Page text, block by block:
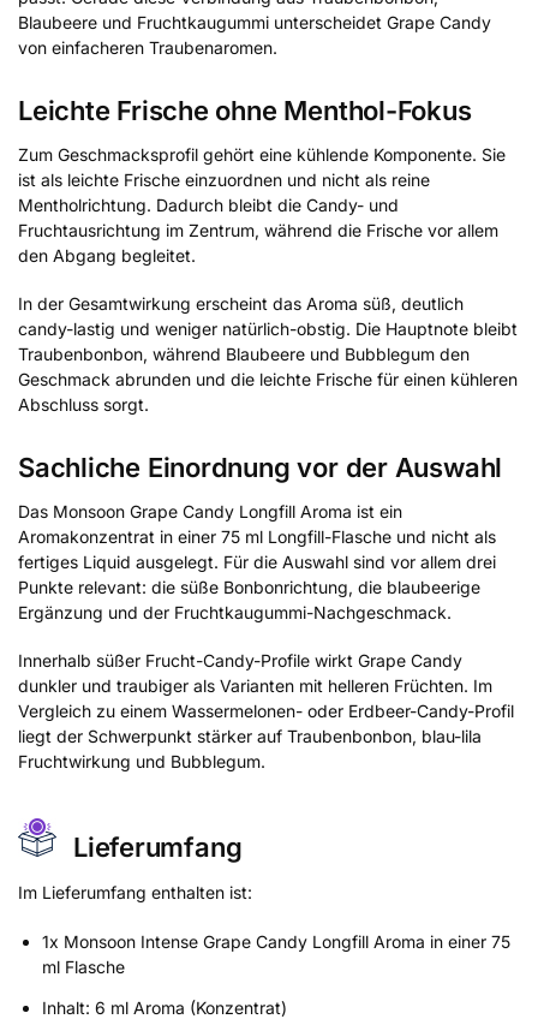
Blaubeere und Fruchtkaugummi unterscheidet Grape Candy
von einfacheren Traubenaromen.
Leichte Frische ohne Menthol-Fokus
Zum Geschmacksprofil gehört eine kühlende Komponente. Sie
ist als leichte Frische einzuordnen und nicht als reine
Mentholrichtung. Dadurch bleibt die Candy- und
Fruchtausrichtung im Zentrum, während die Frische vor allem
den Abgang begleitet.
In der Gesamtwirkung erscheint das Aroma süß, deutlich
candy-lastig und weniger natürlich-obstig. Die Hauptnote bleibt
Traubenbonbon, während Blaubeere und Bubblegum den
Geschmack abrunden und die leichte Frische für einen kühleren
Abschluss sorgt.
Sachliche Einordnung vor der Auswahl
Das Monsoon Grape Candy Longfill Aroma ist ein
Aromakonzentrat in einer 75 ml Longfill-Flasche und nicht als
fertiges Liquid ausgelegt. Für die Auswahl sind vor allem drei
Punkte relevant: die süße Bonbonrichtung, die blaubeerige
Ergänzung und der Fruchtkaugummi-Nachgeschmack.
Innerhalb süßer Frucht-Candy-Profile wirkt Grape Candy
dunkler und traubiger als Varianten mit helleren Früchten. Im
Vergleich zu einem Wassermelonen- oder Erdbeer-Candy-Profil
liegt der Schwerpunkt stärker auf Traubenbonbon, blau-lila
Fruchtwirkung und Bubblegum.
Lieferumfang
Im Lieferumfang enthalten ist:
1x Monsoon Intense Grape Candy Longfill Aroma in einer 75
ml Flasche
Inhalt: 6 ml Aroma (Konzentrat)